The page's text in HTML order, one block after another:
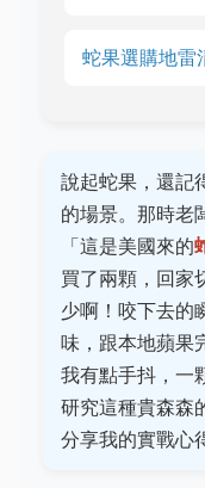
蛇果選購地雷
說起蛇果，還記
的場景。那時老
「這是美國來的
買了兩顆，回
少啊！咬下去的
味，跟本地蘋果
我有點手抖，一
研究這種貴森森
分享我的實戰心